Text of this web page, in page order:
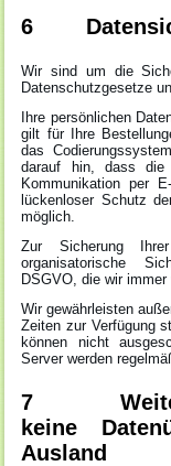
6
Wir sind um die
Datenschutzgesetze
Ihre persönlichen
gilt für Ihre
das
darauf hin, dass die
Kommunikation per
lückenloser Schutz
möglich.
Zur Sicherung
organisatorische
DSGVO, die wir
Wir gewährleisten
Zeiten zur Verfügung
können nicht
Server werden
7
keine
Ausland